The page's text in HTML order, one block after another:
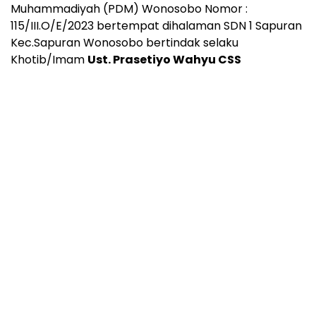
Muhammadiyah (PDM) Wonosobo Nomor :
115/III.O/E/2023 bertempat dihalaman SDN 1 Sapuran
Kec.Sapuran Wonosobo bertindak selaku
Khotib/Imam Ust. Prasetiyo Wahyu CSS